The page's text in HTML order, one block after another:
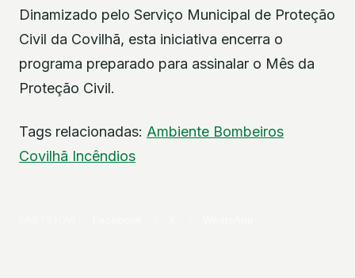
Dinamizado pelo Serviço Municipal de Proteção
Civil da Covilhã, esta iniciativa encerra o
programa preparado para assinalar o Mês da
Proteção Civil.
Tags relacionadas: Ambiente Bombeiros
Covilhã Incêndios